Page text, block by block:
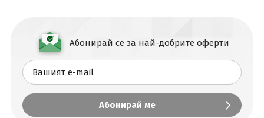
Абонирай се за най-добрите оферти